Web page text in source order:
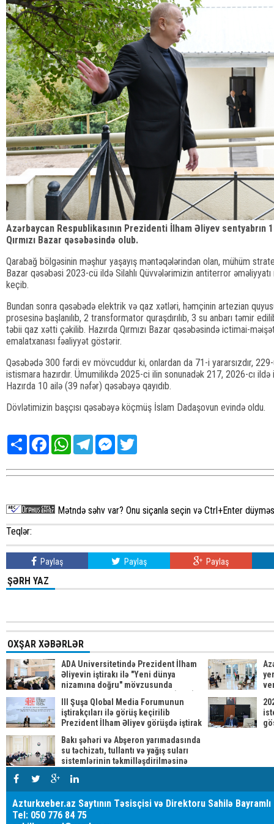
Azərbaycan Respublikasının Prezidenti İlham Əliyev sentyabrın
Qırmızı Bazar qəsəbəsində olub.
Qarabağ bölgəsinin məşhur yaşayış məntəqələrindən olan, mühüm
Bazar qəsəbəsi 2023-cü ildə Silahlı Qüvvələrimizin antiterror
keçib.
Bundan sonra qəsəbədə elektrik və qaz xətləri, həmçinin artezian
prosesinə başlanılıb, 2 transformator quraşdırılıb, 3 su anbarı təmir
təbii qaz xətti çəkilib. Hazırda Qırmızı Bazar qəsəbəsində ictimai-
emalatxanası fəaliyyət göstərir.
Qəsəbədə 300 fərdi ev mövcuddur ki, onlardan da 71-i yararsızdır,
istismara hazırdır. Ümumilikdə 2025-ci ilin sonunadək 217, 2026-cı
Hazırda 10 ailə (39 nəfər) qəsəbəyə qayıdıb.
Dövlətimizin başçısı qəsəbəyə köçmüş İslam Dadaşovun evində oldu.
Share FacebookWhatsAppTelegramMessenger
Mətndə səhv var? Onu siçanla seçin və Ctrl+Enter
Teqlər:
Paylaş Paylaş Paylaş
ŞƏRH YAZ
OXŞAR XƏBƏRLƏR
ADA Universitetində Prezident İlham
Əliyevin iştirakı ilə "Yeni dünya
nizamına doğru" mövzusunda
III Şuşa Qlobal Media Forumunun
iştirakçıları ilə görüş keçirilib
Prezident İlham Əliyev görüşdə iştirak
Bakı şəhəri və Abşeron yarımadasında
su təchizatı, tullantı və yağış suları
sistemlərinin təkmilləşdirilməsinə
müşavirə keçirilib
Azturkxeber.az Saytının Təsisçisi və Direktoru Sahilə Bayramlı
Tel: 050 776 84 75